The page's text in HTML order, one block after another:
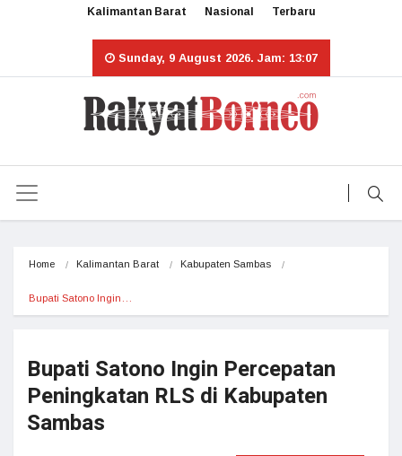
Kalimantan Barat Nasional Terbaru
Sunday, 9 August 2026. Jam: 13:07
Home Kalimantan Barat Kabupaten Sambas
Bupati Satono Ingin…
Bupati Satono Ingin Percepatan
Peningkatan RLS di Kabupaten
Sambas